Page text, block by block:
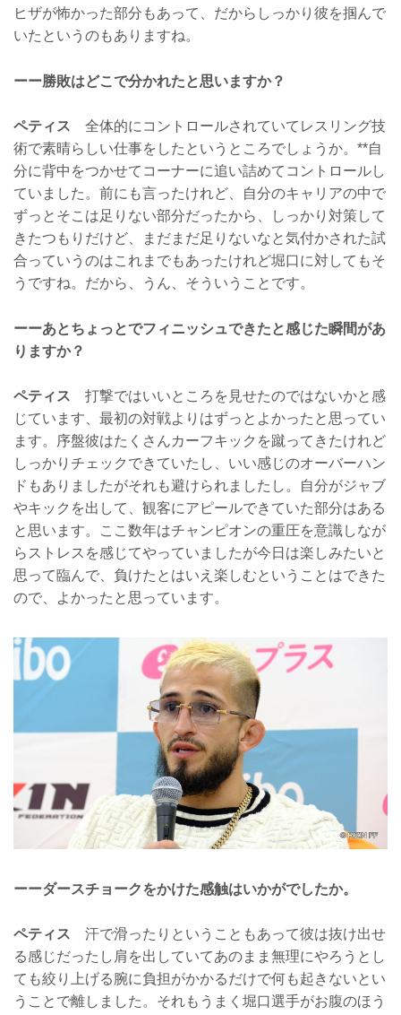
ヒザが怖かった部分もあって、だからしっかり彼を掴んで
いたというのもありますね。
ーー勝敗はどこで分かれたと思いますか？
ペティス 全体的にコントロールされていてレスリング技
術で素晴らしい仕事をしたというところでしょうか。**自
分に背中をつかせてコーナーに追い詰めてコントロールし
ていました。前にも言ったけれど、自分のキャリアの中で
ずっとそこは足りない部分だったから、しっかり対策して
きたつもりだけど、まだまだ足りないなと気付かされた試
合っていうのはこれまでもあったけれど堀口に対してもそ
うですね。だから、うん、そういうことです。
ーーあとちょっとでフィニッシュできたと感じた瞬間があ
りますか？
ペティス 打撃ではいいところを見せたのではないかと感
じています、最初の対戦よりはずっとよかったと思ってい
ます。序盤彼はたくさんカーフキックを蹴ってきたけれど
しっかりチェックできていたし、いい感じのオーバーハン
ドもありましたがそれも避けられましたし。自分がジャブ
やキックを出して、観客にアピールできていた部分はある
と思います。ここ数年はチャンピオンの重圧を意識しなが
らストレスを感じてやっていましたが今日は楽しみたいと
思って臨んで、負けたとはいえ楽しむということはできた
ので、よかったと思っています。
ーーダースチョークをかけた感触はいかがでしたか。
ペティス 汗で滑ったりということもあって彼は抜け出せ
る感じだったし肩を出していてあのまま無理にやろうとし
ても絞り上げる腕に負担がかかるだけで何も起きないとい
うことで離しました。それもうまく堀口選手がお腹のほう